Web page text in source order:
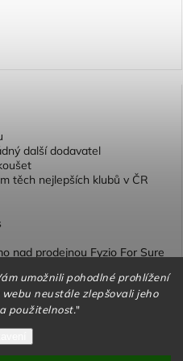
umožnili pohodlné prohlížení
neustále zlepšovali jeho
použitelnost."
další dodavatel
těch nejlepších klubů v ČR
nad prodejnou Fyzio For Sure
Design